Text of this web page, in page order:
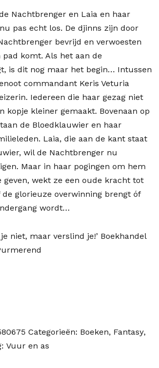
Nachtbrenger en Laia en haar
pas echt los. De djinns zijn door
bevrijd en verwoesten
komt. Als het aan de
is dit nog maar het begin… Intussen
commandant Keris Veturia
Iedereen die haar gezag niet
kopje kleiner gemaakt. Bovenaan op
de Bloedklauwier en haar
Laia, die aan de kant staat
wil de Nachtbrenger nu
Maar in haar pogingen om hem
geven, wekt ze een oude kracht tot
de glorieuze overwinning brengt óf
wordt…
niet, maar verslind je!’ Boekhandel
Categorieën: Boeken, Fantasy,
Vuur en as